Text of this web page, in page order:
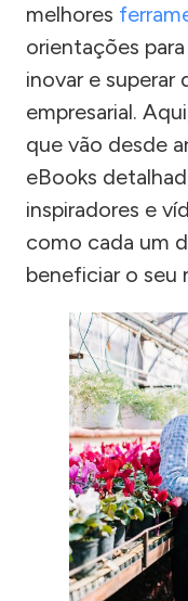
melhores
orientações
inovar e superar
empresarial.
que vão desde
eBooks
inspiradores e
como cada um
beneficiar o seu